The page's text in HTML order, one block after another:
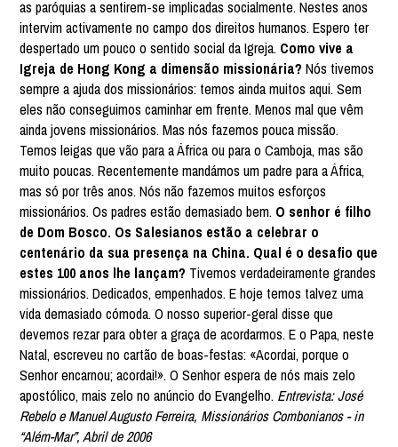
as paróquias a sentirem-se implicadas socialmente. Nestes anos
intervim activamente no campo dos direitos humanos. Espero ter
despertado um pouco o sentido social da Igreja. Como vive a
Igreja de Hong Kong a dimensão missionária?Nós tivemos
sempre a ajuda dos missionários: temos ainda muitos aqui. Sem
eles não conseguimos caminhar em frente. Menos mal que vêm
ainda jovens missionários. Mas nós fazemos pouca missão.
Temos leigas que vão para a África ou para o Camboja, mas são
muito poucas. Recentemente mandámos um padre para a África,
mas só por três anos. Nós não fazemos muitos esforços
missionários. Os padres estão demasiado bem. O senhor é filho
de Dom Bosco. Os Salesianos estão a celebrar o
centenário da sua presença na China. Qual é o desafio que
estes 100 anos lhe lançam? Tivemos verdadeiramente grandes
missionários. Dedicados, empenhados. E hoje temos talvez uma
vida demasiado cómoda. O nosso superior-geral disse que
devemos rezar para obter a graça de acordarmos. E o Papa, neste
Natal, escreveu no cartão de boas-festas: «Acordai, porque o
Senhor encarnou; acordai!». O Senhor espera de nós mais zelo
apostólico, mais zelo no anúncio do Evangelho. Entrevista: José
Rebelo e Manuel Augusto Ferreira, Missionários Combonianos - in
“Além-Mar”, Abril de 2006